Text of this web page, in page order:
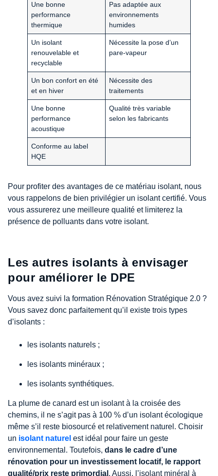
Une bonne
performance
thermique
Pas adaptée aux
environnements
humides
Un isolant
renouvelable et
recyclable
Nécessite la pose d’un
pare-vapeur
Un bon confort en été
et en hiver
Nécessite des
traitements
Une bonne
performance
acoustique
Qualité très variable
selon les fabricants
Conforme au label
HQE
Pour profiter des avantages de ce matériau isolant, nous
vous rappelons de bien privilégier un isolant certifié. Vous
vous assurerez une meilleure qualité et limiterez la
présence de polluants dans votre isolant.
Les autres isolants à envisager
pour améliorer le DPE
Vous avez suivi la formation Rénovation Stratégique 2.0 ?
Vous savez donc parfaitement qu’il existe trois types
d’isolants :
les isolants naturels ;
les isolants minéraux ;
les isolants synthétiques.
La plume de canard est un isolant à la croisée des
chemins, il ne s’agit pas à 100 % d’un isolant écologique
même s’il reste biosourcé et relativement naturel. Choisir
un isolant naturel est idéal pour faire un geste
environnemental. Toutefois, dans le cadre d’une
rénovation pour un investissement locatif, le rapport
qualité/prix reste primordial . Aussi, l’isolant minéral à